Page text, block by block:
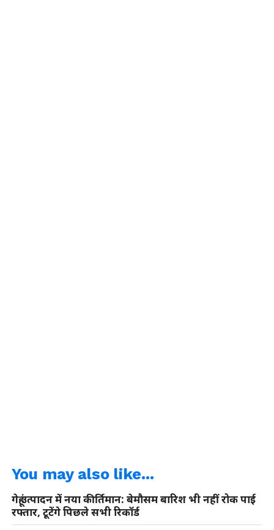
You may also like...
गेहूं उत्पादन में नया कीर्तिमान: बेमौसम बारिश भी नहीं रोक पाई
रफ्तार, टूटेंगे पिछले सभी रिकॉर्ड